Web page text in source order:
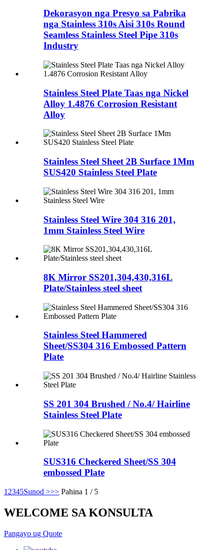
Dekorasyon nga Presyo sa Pabrika
nga Stainless 310s Aisi 310s Round
Seamless Stainless Steel Pipe 310s
Industry
Stainless Steel Plate Taas nga Nickel
Alloy 1.4876 Corrosion Resistant
Alloy
Stainless Steel Sheet 2B Surface 1Mm
SUS420 Stainless Steel Plate
Stainless Steel Wire 304 316 201,
1mm Stainless Steel Wire
8K Mirror SS201,304,430,316L
Plate/Stainless steel sheet
Stainless Steel Hammered
Sheet/SS304 316 Embossed Pattern
Plate
SS 201 304 Brushed / No.4/ Hairline
Stainless Steel Plate
SUS316 Checkered Sheet/SS 304
embossed Plate
1 2345Sunod >>> Pahina 1 / 5
WELCOME SA KONSULTA
Pangayo ug Quote